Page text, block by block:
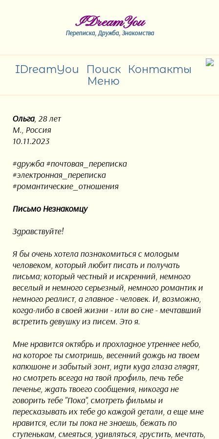
IDreamYou
Переписка, Дружба, Знакомства
IDreamYou Поиск
Контакты
Меню
Ольга, 28 лет
М., Россия
10.11.2023
#дружба #почтовая_переписка
#электронная_переписка
#романтические_отношения
Письмо Незнакомцу
Здравствуйте!
Я бы очень хотела познакомиться с молодым
человеком, который любит писать и получать
письма; который честный и искренний, немного
веселый и немного серьезный, немного романтик и
немного реалист, а главное - человек. И, возможно,
когда-либо в своей жизни - или во сне - мечтавший
встретить девушку из писем. Это я.
Мне нравится октябрь и прохладное утреннее небо,
на которое ты смотришь, весенний дождь на твоем
капюшоне и забытый зонт, идти куда глаза глядят,
но смотреть всегда на твой профиль, печь тебе
печенье, ждать твоего сообщения, никогда не
говорить тебе "Пока", смотреть фильмы и
пересказывать их тебе до каждой детали, а еще мне
нравится, если ты пока не знаешь, бежать по
ступенькам, смеяться, удивляться, грустить, мечтать,